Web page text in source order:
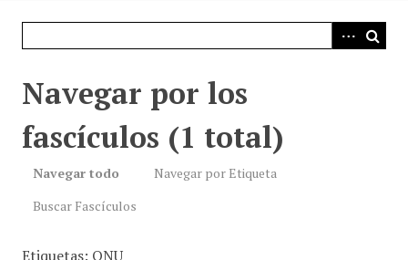
Navegar por los
fascículos (1 total)
Navegar todo
Navegar por Etiqueta
Buscar Fascículos
Etiquetas: ONU